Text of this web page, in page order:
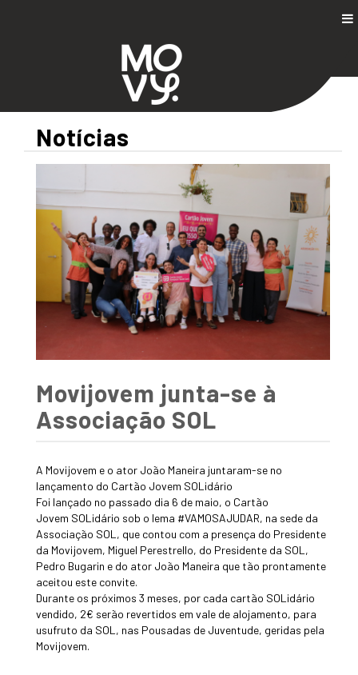
Notícias
Movijovem junta-se à
Associação SOL
A Movijovem e o ator João Maneira juntaram-se no
lançamento do Cartão Jovem SOLidário
Foi lançado no passado dia 6 de maio, o Cartão
Jovem SOLidário sob o lema #VAMOSAJUDAR, na sede da
Associação SOL, que contou com a presença do Presidente
da Movijovem, Miguel Perestrello, do Presidente da SOL,
Pedro Bugarin e do ator João Maneira que tão prontamente
aceitou este convite.
Durante os próximos 3 meses, por cada cartão SOLidário
vendido, 2€ serão revertidos em vale de alojamento, para
usufruto da SOL, nas Pousadas de Juventude, geridas pela
Movijovem.